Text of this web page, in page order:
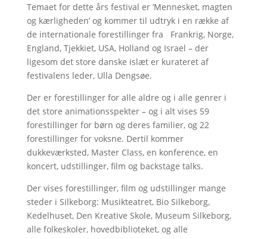
Temaet for dette års festival er ’Mennesket, magten
og kærligheden’ og kommer til udtryk i en række af
de internationale forestillinger fra Frankrig, Norge,
England, Tjekkiet, USA, Holland og Israel – der
ligesom det store danske islæt er kurateret af
festivalens leder, Ulla Dengsøe.
Der er forestillinger for alle aldre og i alle genrer i
det store animationsspekter – og i alt vises 59
forestillinger for børn og deres familier, og 22
forestillinger for voksne. Dertil kommer
dukkeværksted, Master Class, en konference, en
koncert, udstillinger, film og backstage talks.
Der vises forestillinger, film og udstillinger mange
steder i Silkeborg: Musikteatret, Bio Silkeborg,
Kedelhuset, Den Kreative Skole, Museum Silkeborg,
alle folkeskoler, hovedbiblioteket, og alle